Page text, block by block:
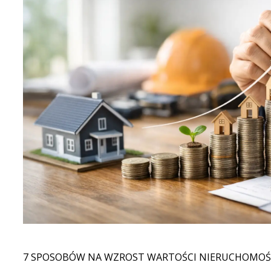
7 SPOSOBÓW NA WZROST WARTOŚCI